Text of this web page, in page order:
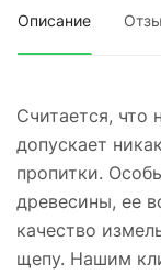
Описание
Считается, что
допускает
пропитки.
древесины, ее
качество
щепу. Нашим